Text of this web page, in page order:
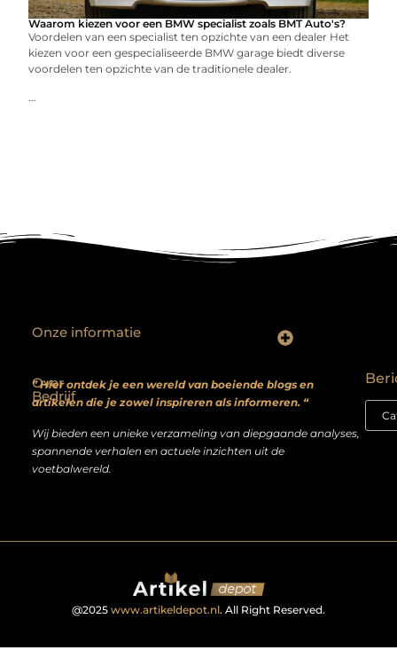
Waarom kiezen voor een BMW specialist zoals BMT Auto's?
Voordelen van een specialist ten opzichte van een dealer Het
kiezen voor een gespecialiseerde BMW garage biedt diverse
voordelen ten opzichte van de traditionele dealer.
...
Over
Bedrijf
” Hier ontdek je een wereld van boeiende blogs en
artikelen die je zowel inspireren als informeren. “
Wij bieden een unieke verzameling van diepgaande analyses,
spannende verhalen en actuele inzichten uit de
voetbalwereld.
Onze informatie
@2025 www.artikeldepot.nl. All Right Reserved.